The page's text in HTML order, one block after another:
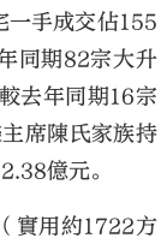
一手成交佔155
同期82宗大升
去年同期16宗
席陳氏家族持
億元。
實用約1722方